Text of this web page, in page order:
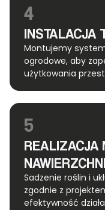
4
INSTALACJA
Montujemy
ogrodowe, aby
użytkowania
5
REALIZACJA
NAWIERZCHNI
Sadzenie roślin i
zgodnie z
efektywność